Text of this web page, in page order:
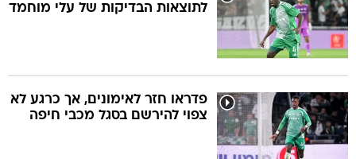
לתוצאות הבדיקות של עלי מוחמד
פדראו חזר לאימונים, אך כרגע לא
צפוי להירשם בסגל מכבי חיפה